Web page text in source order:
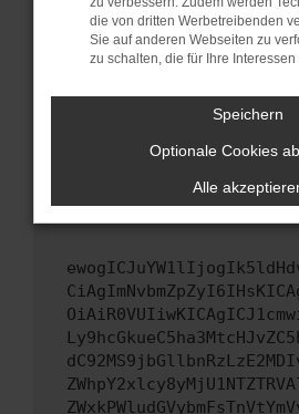
Sicherheitsrisiko, sondern
führen, dass bestimmte
unterstützt werden.
Wende dich an den
Wenn du alle oben
hast, kontaktiere uns bitte.
versuchen, das Problem zu
uns diesen Text schicken, um
die von dritten Werbetreibenden
Sie auf anderen Webseiten zu
zu schalten, die für Ihre
Speichern
Optionale Cookies
Alle